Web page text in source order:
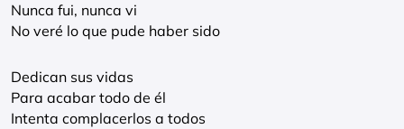
Nunca fui, nunca vi
No veré lo que pude haber sido
Dedican sus vidas
Para acabar todo de él
Intenta complacerlos a todos